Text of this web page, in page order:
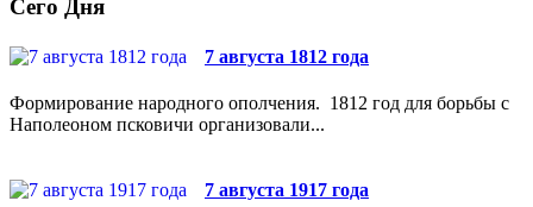
Сего Дня
7 августа 1812 года
Формирование народного ополчения. 1812 год для борьбы с
Наполеоном псковичи организовали...
7 августа 1917 года